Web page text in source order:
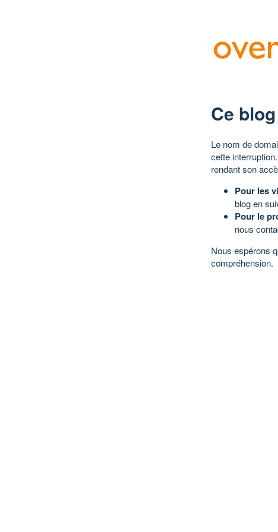
Ce
Le nom de
cette
rendant son
Pour les
blog en
Pour le
nous
Nous espérons
compréhension.